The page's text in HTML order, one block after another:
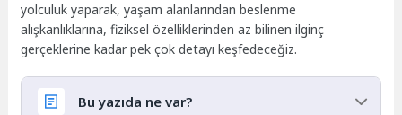
yolculuk yaparak, yaşam alanlarından beslenme
alışkanlıklarına, fiziksel özelliklerinden az bilinen ilginç
gerçeklerine kadar pek çok detayı keşfedeceğiz.
Bu yazıda ne var?